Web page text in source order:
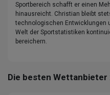
Sportbereich schafft er einen
hinausreicht. Christian bleibt
technologischen Entwicklungen
Welt der Sportstatistiken
bereichern.
Die besten Wettanbieter